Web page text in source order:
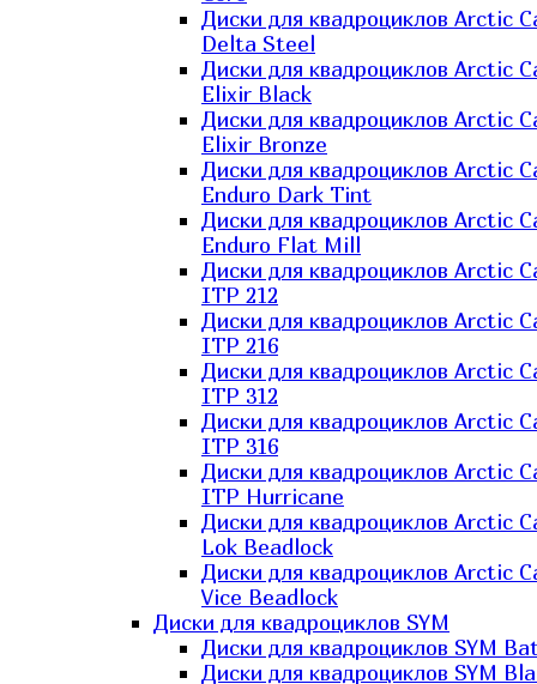
Диски для квадроциклов Arctic
Delta Steel
Диски для квадроциклов Arctic
Elixir Black
Диски для квадроциклов Arctic
Elixir Bronze
Диски для квадроциклов Arctic
Enduro Dark Tint
Диски для квадроциклов Arctic
Enduro Flat Mill
Диски для квадроциклов Arctic
ITP 212
Диски для квадроциклов Arctic
ITP 216
Диски для квадроциклов Arctic
ITP 312
Диски для квадроциклов Arctic
ITP 316
Диски для квадроциклов Arctic
ITP Hurricane
Диски для квадроциклов Arctic
Lok Beadlock
Диски для квадроциклов Arctic
Vice Beadlock
Диски для квадроциклов SYM
Диски для квадроциклов SYM
Диски для квадроциклов SYM